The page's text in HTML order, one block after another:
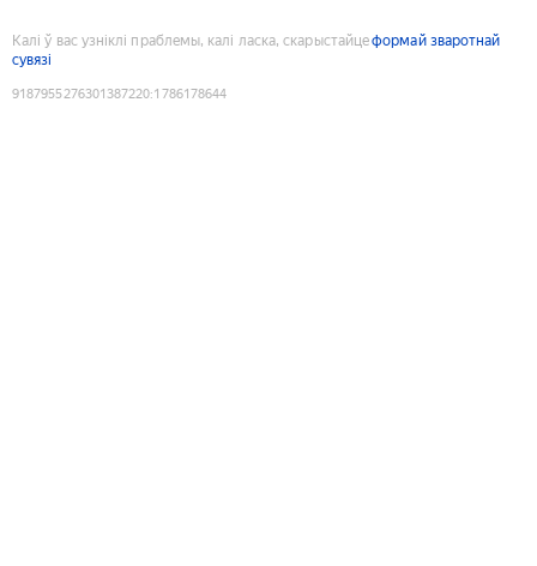
Калі ў вас узніклі праблемы, калі ласка, скарыстайцеформай зваротнай
сувязі
9187955276301387220:1786178644